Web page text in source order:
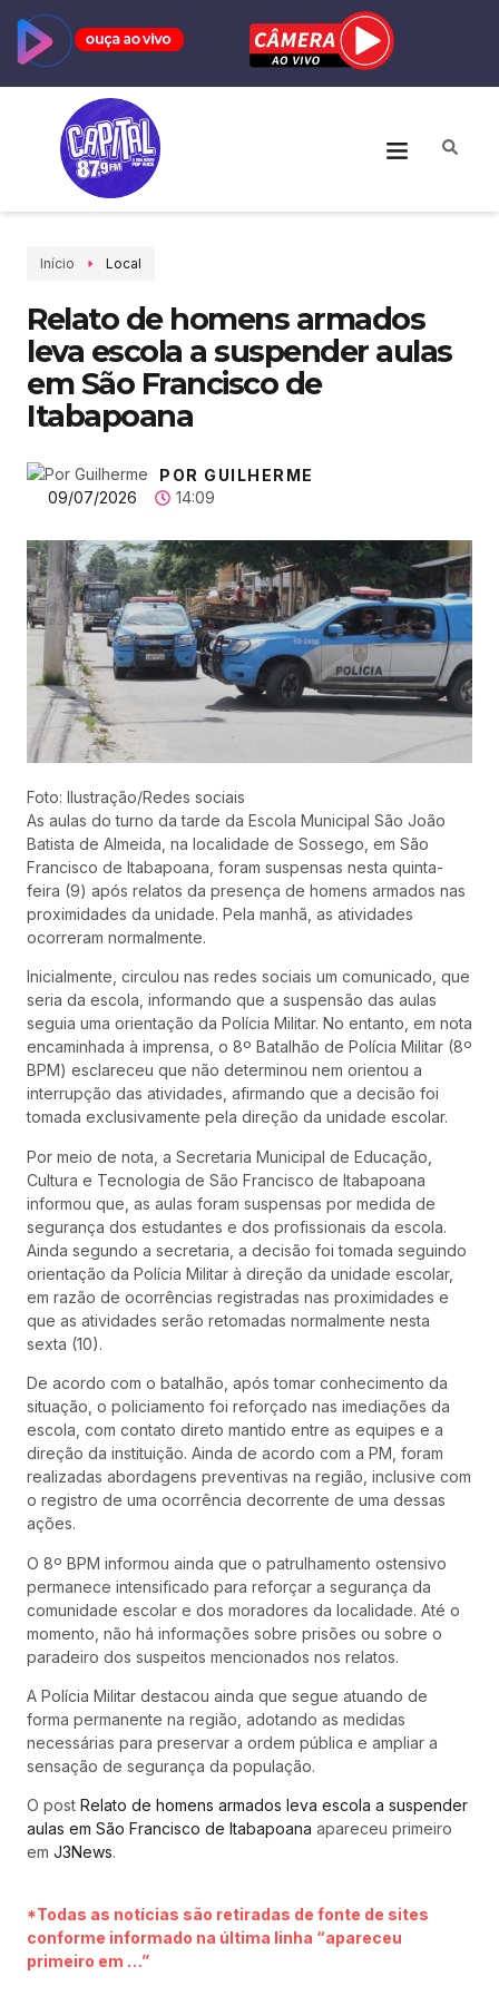
Início Local
Relato de homens armados
leva escola a suspender aulas
em São Francisco de
Itabapoana
POR GUILHERME
09/07/2026
14:09
Foto: Ilustração/Redes sociais
As aulas do turno da tarde da Escola Municipal São João
Batista de Almeida, na localidade de Sossego, em São
Francisco de Itabapoana, foram suspensas nesta quinta-
feira (9) após relatos da presença de homens armados nas
proximidades da unidade. Pela manhã, as atividades
ocorreram normalmente.
Inicialmente, circulou nas redes sociais um comunicado, que
seria da escola, informando que a suspensão das aulas
seguia uma orientação da Polícia Militar. No entanto, em nota
encaminhada à imprensa, o 8º Batalhão de Polícia Militar (8º
BPM) esclareceu que não determinou nem orientou a
interrupção das atividades, afirmando que a decisão foi
tomada exclusivamente pela direção da unidade escolar.
Por meio de nota, a Secretaria Municipal de Educação,
Cultura e Tecnologia de São Francisco de Itabapoana
informou que, as aulas foram suspensas por medida de
segurança dos estudantes e dos profissionais da escola.
Ainda segundo a secretaria, a decisão foi tomada seguindo
orientação da Polícia Militar à direção da unidade escolar,
em razão de ocorrências registradas nas proximidades e
que as atividades serão retomadas normalmente nesta
sexta (10).
De acordo com o batalhão, após tomar conhecimento da
situação, o policiamento foi reforçado nas imediações da
escola, com contato direto mantido entre as equipes e a
direção da instituição. Ainda de acordo com a PM, foram
realizadas abordagens preventivas na região, inclusive com
o registro de uma ocorrência decorrente de uma dessas
ações.
O 8º BPM informou ainda que o patrulhamento ostensivo
permanece intensificado para reforçar a segurança da
comunidade escolar e dos moradores da localidade. Até o
momento, não há informações sobre prisões ou sobre o
paradeiro dos suspeitos mencionados nos relatos.
A Polícia Militar destacou ainda que segue atuando de
forma permanente na região, adotando as medidas
necessárias para preservar a ordem pública e ampliar a
sensação de segurança da população.
O post Relato de homens armados leva escola a suspender
aulas em São Francisco de Itabapoana apareceu primeiro
em J3News.
*Todas as notícias são retiradas de fonte de sites
conforme informado na última linha “apareceu
primeiro em …”